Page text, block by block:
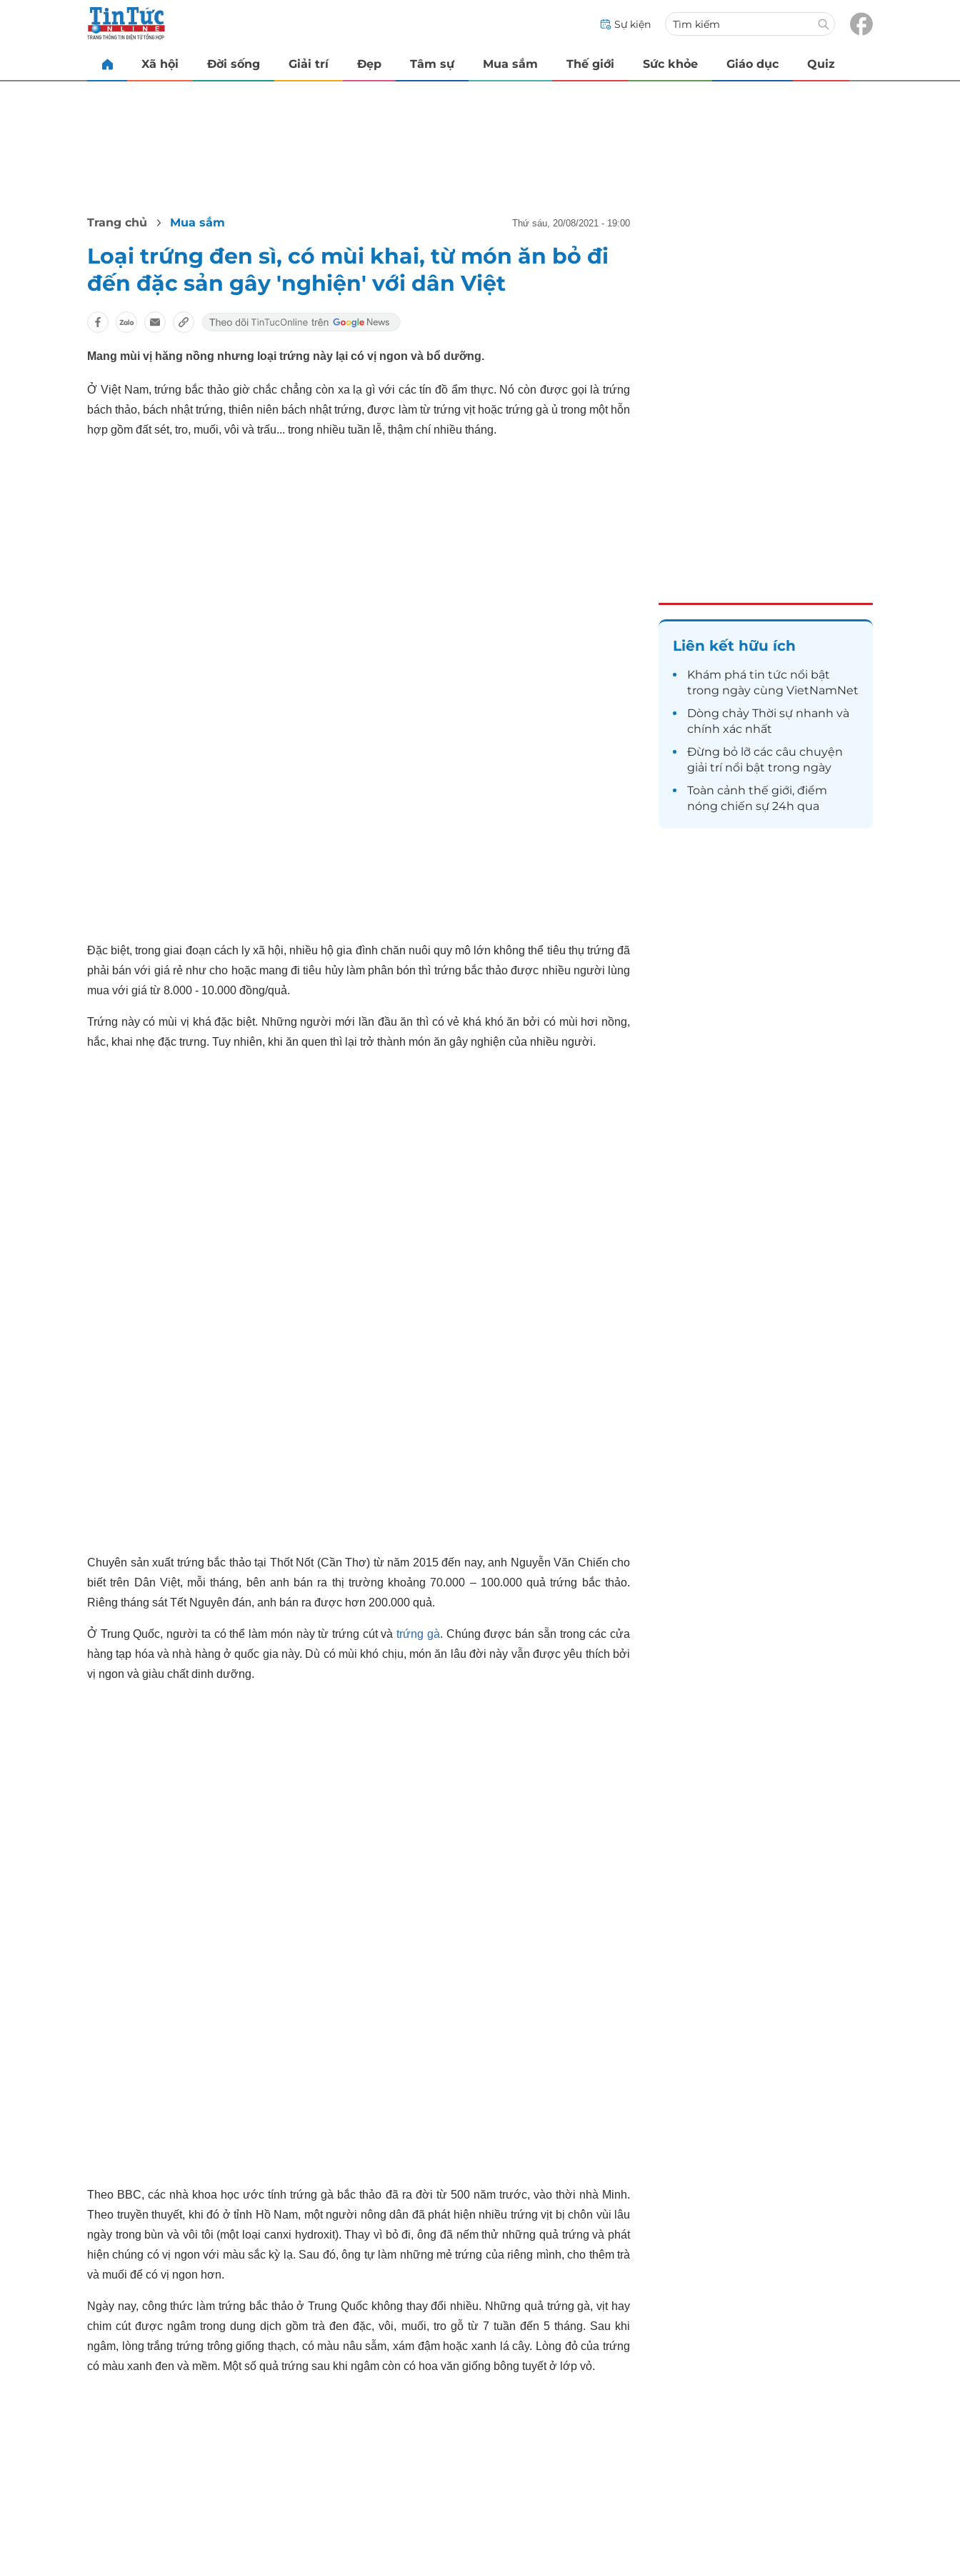
Sự kiện
Xã hội Đời sống Giải trí Đẹp Tâm sự Mua sắm Thế giới Sức khỏe Giáo dục Quiz
Trang chủ Mua sắm thứ sáu, 20/08/2021 - 19:00
Loại trứng đen sì, có mùi khai, từ món ăn bỏ đi
đến đặc sản gây 'nghiện' với dân Việt
Mang mùi vị hăng nồng nhưng loại trứng này lại có vị ngon và bổ dưỡng.
Ở Việt Nam, trứng bắc thảo giờ chắc chẳng còn xa lạ gì với các tín đồ ẩm thực. Nó còn được gọi là trứng
bách thảo, bách nhật trứng, thiên niên bách nhật trứng, được làm từ trứng vịt hoặc trứng gà ủ trong một hỗn
hợp gồm đất sét, tro, muối, vôi và trấu... trong nhiều tuần lễ, thậm chí nhiều tháng.
Đặc biệt, trong giai đoạn cách ly xã hội, nhiều hộ gia đình chăn nuôi quy mô lớn không thể tiêu thụ trứng đã
phải bán với giá rẻ như cho hoặc mang đi tiêu hủy làm phân bón thì trứng bắc thảo được nhiều người lùng
mua với giá từ 8.000 - 10.000 đồng/quả.
Trứng này có mùi vị khá đặc biệt. Những người mới lần đầu ăn thì có vẻ khá khó ăn bởi có mùi hơi nồng,
hắc, khai nhẹ đặc trưng. Tuy nhiên, khi ăn quen thì lại trở thành món ăn gây nghiện của nhiều người.
Chuyên sản xuất trứng bắc thảo tại Thốt Nốt (Cần Thơ) từ năm 2015 đến nay, anh Nguyễn Văn Chiến cho
biết trên Dân Việt, mỗi tháng, bên anh bán ra thị trường khoảng 70.000 – 100.000 quả trứng bắc thảo.
Riêng tháng sát Tết Nguyên đán, anh bán ra được hơn 200.000 quả.
Ở Trung Quốc, người ta có thể làm món này từ trứng cút vàtrứng gà. Chúng được bán sẵn trong các cửa
hàng tạp hóa và nhà hàng ở quốc gia này. Dù có mùi khó chịu, món ăn lâu đời này vẫn được yêu thích bởi
vị ngon và giàu chất dinh dưỡng.
Theo BBC, các nhà khoa học ước tính trứng gà bắc thảo đã ra đời từ 500 năm trước, vào thời nhà Minh.
Theo truyền thuyết, khi đó ở tỉnh Hồ Nam, một người nông dân đã phát hiện nhiều trứng vịt bị chôn vùi lâu
ngày trong bùn và vôi tôi (một loại canxi hydroxit). Thay vì bỏ đi, ông đã nếm thử những quả trứng và phát
hiện chúng có vị ngon với màu sắc kỳ lạ. Sau đó, ông tự làm những mẻ trứng của riêng mình, cho thêm trà
và muối để có vị ngon hơn.
Ngày nay, công thức làm trứng bắc thảo ở Trung Quốc không thay đổi nhiều. Những quả trứng gà, vịt hay
chim cút được ngâm trong dung dịch gồm trà đen đặc, vôi, muối, tro gỗ từ 7 tuần đến 5 tháng. Sau khi
ngâm, lòng trắng trứng trông giống thạch, có màu nâu sẫm, xám đậm hoặc xanh lá cây. Lòng đỏ của trứng
có màu xanh đen và mềm. Một số quả trứng sau khi ngâm còn có hoa văn giống bông tuyết ở lớp vỏ.
Liên kết hữu ích
Khám phá tin tức nổi bật
trong ngày cùng VietNamNet
Dòng chảy Thời sự nhanh và
chính xác nhất
Đừng bỏ lỡ các câu chuyện
giải trínổi bật trong ngày
Toàn cảnh thế giới, điểm
nóng chiến sự 24h qua